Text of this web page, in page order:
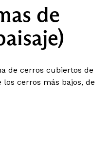
de
de cerros cubiertos de
cerros más bajos, de